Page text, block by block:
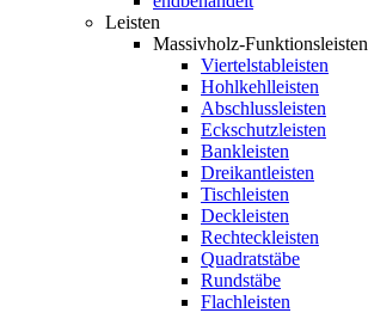
Leisten
Massivholz-Funktionsleisten
Viertelstableisten
Hohlkehlleisten
Abschlussleisten
Eckschutzleisten
Bankleisten
Dreikantleisten
Tischleisten
Deckleisten
Rechteckleisten
Quadratstäbe
Rundstäbe
Flachleisten